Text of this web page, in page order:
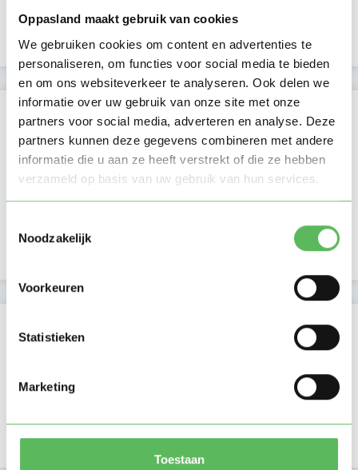
Oppasland maakt gebruik van cookies
We gebruiken cookies om content en advertenties te
personaliseren, om functies voor social media te bieden
en om ons websiteverkeer te analyseren. Ook delen we
informatie over uw gebruik van onze site met onze
partners voor social media, adverteren en analyse. Deze
partners kunnen deze gegevens combineren met andere
informatie die u aan ze heeft verstrekt of die ze hebben
verzameld op basis van uw gebruik van hun services.
Noodzakelijk
Voorkeuren
Statistieken
Marketing
Toestaan
Kan oppassen op
Ma Di Wo Do Vr Za
Zo
Ochtend
Middag
NIEUW
Lid sinds 12-01-2026
Profiel bijgewerkt 12-01-2026